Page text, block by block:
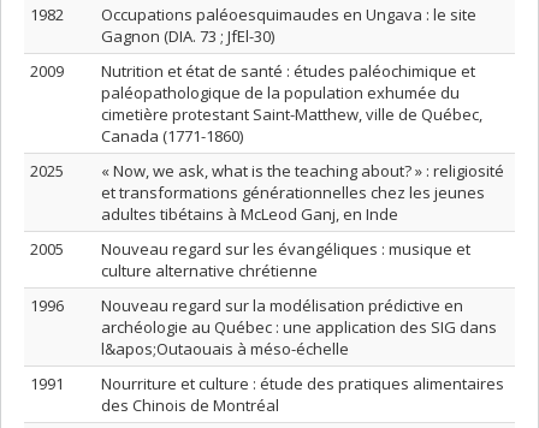
1982
Occupations paléoesquimaudes en Ungava : le site
Gagnon (DIA. 73 ; JfEl-30)
2009
Nutrition et état de santé : études paléochimique et
paléopathologique de la population exhumée du
cimetière protestant Saint-Matthew, ville de Québec,
Canada (1771-1860)
2025
« Now, we ask, what is the teaching about? » : religiosité
et transformations générationnelles chez les jeunes
adultes tibétains à McLeod Ganj, en Inde
2005
Nouveau regard sur les évangéliques : musique et
culture alternative chrétienne
1996
Nouveau regard sur la modélisation prédictive en
archéologie au Québec : une application des SIG dans
l&apos;Outaouais à méso-échelle
1991
Nourriture et culture : étude des pratiques alimentaires
des Chinois de Montréal